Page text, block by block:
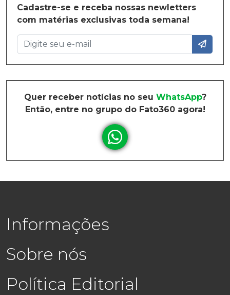
Cadastre-se e receba nossas newletters
com matérias exclusivas toda semana!
Quer receber notícias no seu WhatsApp?
Então, entre no grupo do Fato360 agora!
Informações
Sobre nós
Política Editorial